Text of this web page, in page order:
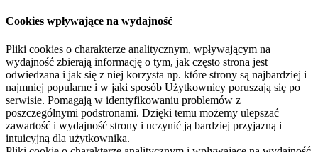
Cookies wpływające na wydajność
Pliki cookies o charakterze analitycznym, wpływającym na
wydajność zbierają informację o tym, jak często strona jest
odwiedzana i jak się z niej korzysta np. które strony są najbardziej i
najmniej popularne i w jaki sposób Użytkownicy poruszają się po
serwisie. Pomagają w identyfikowaniu problemów z
poszczególnymi podstronami. Dzięki temu możemy ulepszać
zawartość i wydajność strony i uczynić ją bardziej przyjazną i
intuicyjną dla użytkownika.